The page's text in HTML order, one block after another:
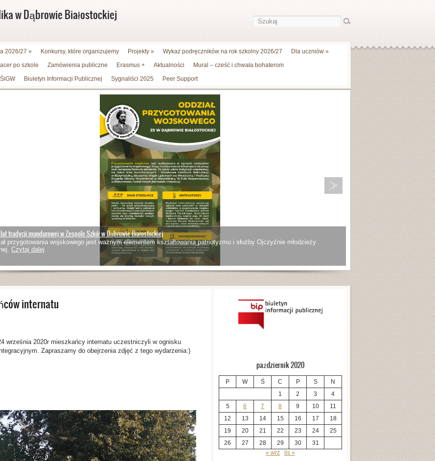
w Dąbrowie Białostockiej
2026/27 » Konkursy, które organizujemy Projekty » Wykaz podręczników na rok szkolny 2026/27 Dla uczniów »
po szkole Zamówienia publiczne Erasmus + Aktualności
Mural – cześć i chwała bohaterom
Biuletyn Informacji Publicznej Sygnaliści 2025 Peer Support
tradycji mundurowej w Zespole Szkół w Dąbrowie Białostockiej
przygotowania wojskowego jest ważnym elementem kształtowania patriotyzmu i służby Ojczyźnie młodzieży
Czytaj dalej
październik 2020
P W Ś C P S
N
1
2 3
4
5
6 7 8 9 10
11
12
13 14 15 16 17
18
19
20 21 22 23 24
25
26
27 28 29 30
31
« wrz
lis »
internatu
września 2020r mieszkańcy internatu uczestniczyli w ognisku
Zapraszamy do obejrzenia zdjęć z tego wydarzenia:)